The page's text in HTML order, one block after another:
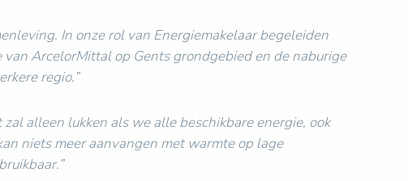
In onze rol van Energiemakelaar begeleiden
ArcelorMittal op Gents grondgebied en de naburige
regio.”
alleen lukken als we alle beschikbare energie, ook
niets meer aanvangen met warmte op lage